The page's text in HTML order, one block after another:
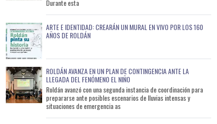
Durante esta
ARTE E IDENTIDAD: CREARÁN UN MURAL EN VIVO POR LOS 160
AÑOS DE ROLDÁN
ROLDÁN AVANZA EN UN PLAN DE CONTINGENCIA ANTE LA
LLEGADA DEL FENÓMENO EL NIÑO
Roldán avanzó con una segunda instancia de coordinación para
prepararse ante posibles escenarios de lluvias intensas y
situaciones de emergencia as